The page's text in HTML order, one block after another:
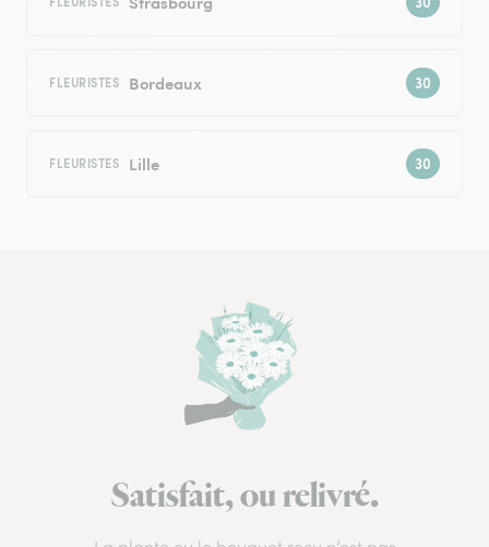
FLEURISTES Bordeaux
FLEURISTES Lille
Satisfait, ou relivré.